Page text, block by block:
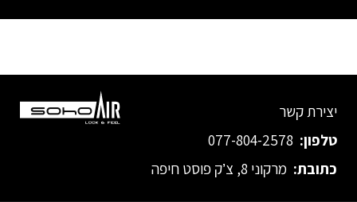
יצירת קשר
טלפון: 077-804-2578
כתובת: מרקוני 8, צ’ק פוסט חיפה